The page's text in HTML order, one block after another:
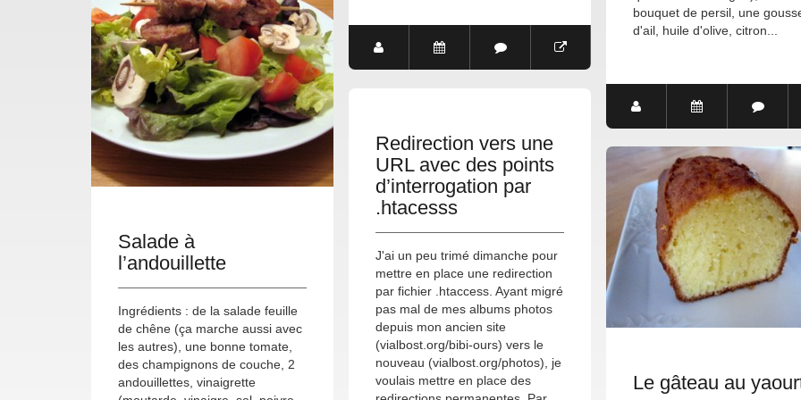
bouquet de persil, une
d'ail, huile d'olive, citron...
Salade à
l’andouillette
Ingrédients : de la salade feuille
de chêne (ça marche aussi avec
les autres), une bonne tomate,
des champignons de couche, 2
andouillettes, vinaigrette
Redirection vers une
URL avec des points
d’interrogation par
.htacesss
J'ai un peu trimé dimanche pour
mettre en place une redirection
par fichier .htaccess. Ayant migré
pas mal de mes albums photos
depuis mon ancien site
(vialbost.org/bibi-ours) vers le
nouveau (vialbost.org/photos), je
voulais mettre en place des
Le gâteau au